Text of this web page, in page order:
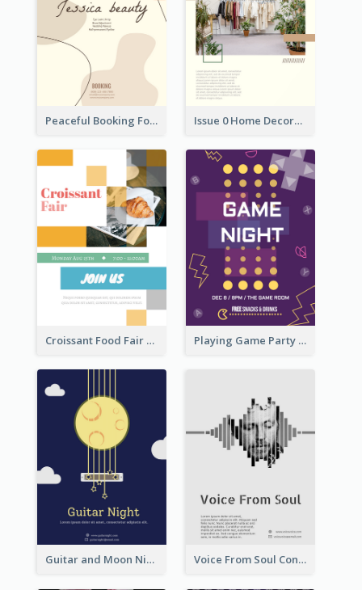
Peaceful Booking For Jessica Beauty Flyer Issue 0 Home Decoration Magazine Flyer
Croissant Food Fair Flyer Playing Game Party Night Flyer
Guitar and Moon Night Flyer Voice From Soul Concert Flyer